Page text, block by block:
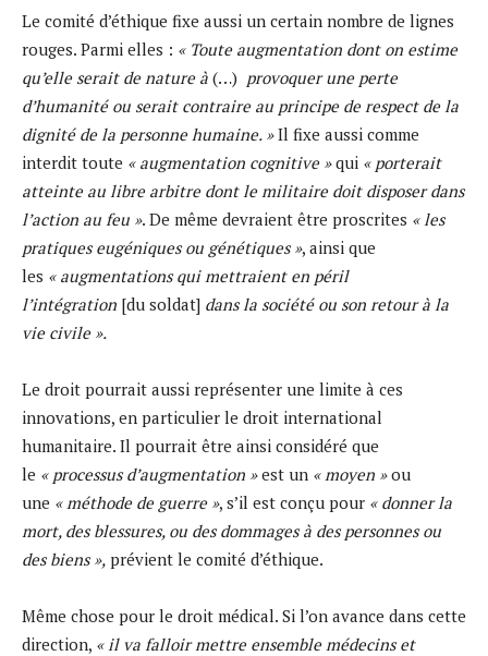
Le comité d’éthique fixe aussi un certain nombre de lignes
rouges. Parmi elles : « Toute augmentation dont on estime
qu’elle serait de nature à (…) provoquer une perte
d’humanité ou serait contraire au principe de respect de la
dignité de la personne humaine. »Il fixe aussi comme
interdit toute « augmentation cognitive »qui « porterait
atteinte au libre arbitre dont le militaire doit disposer dans
l’action au feu ». De même devraient être proscrites « les
pratiques eugéniques ou génétiques », ainsi que
les « augmentations qui mettraient en péril
l’intégration [du soldat] dans la société ou son retour à la
vie civile ».
Le droit pourrait aussi représenter une limite à ces
innovations, en particulier le droit international
humanitaire. Il pourrait être ainsi considéré que
le « processus d’augmentation »est un « moyen »ou
une « méthode de guerre », s’il est conçu pour « donner la
mort, des blessures, ou des dommages à des personnes ou
des biens », prévient le comité d’éthique.
Même chose pour le droit médical. Si l’on avance dans cette
direction, « il va falloir mettre ensemble médecins et